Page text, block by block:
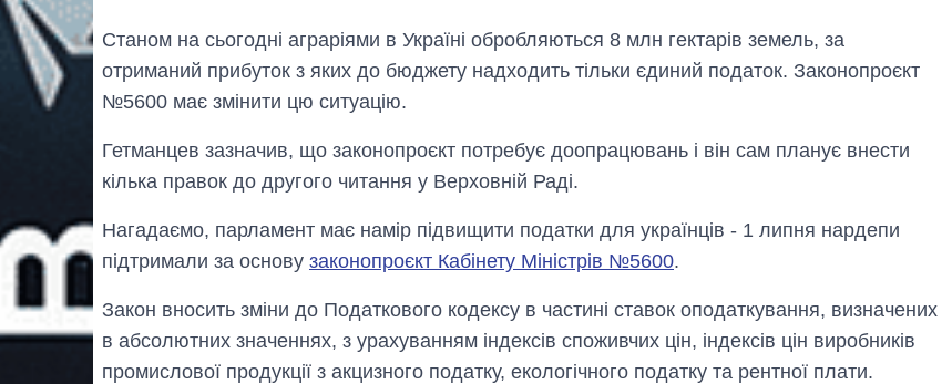
Станом на сьогодні аграріями в Україні обробляються 8 млн гектарів земель, за
отриманий прибуток з яких до бюджету надходить тільки єдиний податок. Законопроєкт
№5600 має змінити цю ситуацію.
Гетманцев зазначив, що законопроєкт потребує доопрацювань і він сам планує внести
кілька правок до другого читання у Верховній Раді.
Нагадаємо, парламент має намір підвищити податки для українців - 1 липня нардепи
підтримали за основу законопроєкт Кабінету Міністрів №5600.
Закон вносить зміни до Податкового кодексу в частині ставок оподаткування, визначених
в абсолютних значеннях, з урахуванням індексів споживчих цін, індексів цін виробників
промислової продукції з акцизного податку, екологічного податку та рентної плати.